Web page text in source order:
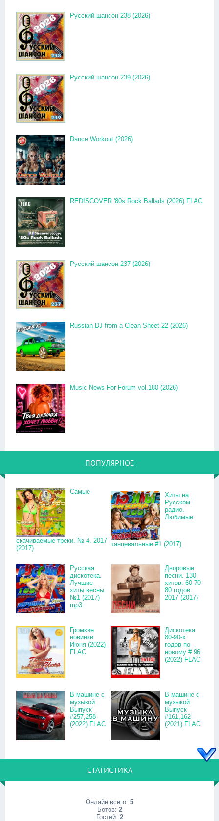
Русский шансон 238 (2026)
Русский шансон 239 (2026)
Dance Workout (2026)
REDISCOVER '80s Rock Ballads (2026) FLAC
Русский шансон 237 (2026)
Russian DJ from a Clean Sheet 22 (2026)
Music News For Forum vol.180 (2026)
ПОПУЛЯРНОЕ
Самые
скачиваемые треки. № 4. 2017
(2017)
Хиты на
Русском
радио.
Любимые
танцевальные #1 (2017)
Русская
дискотека.
Лучшие
хиты весны.
№1 (2017)
mp3
Дворовые
песни. 130
хитов. 60-70-
80 годов
2017 (2017)
Громкие
новинки
Июня (2022)
FLAC
Дискотека
80-90-х
годов по-
новому # 96
(2022) FLAC
В машине с
музыкой
Выпуск
#257,258
(2022) FLAC
В машине с
музыкой
Выпуск
#161,162
(2021) FLAC
СТАТИСТИКА
Онлайн всего: 5
Ботов: 2
Гостей: 2